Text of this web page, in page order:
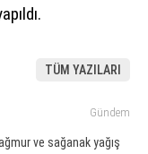
TÜM YAZILARI
Gündem